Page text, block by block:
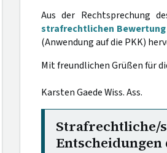
Aus der Rechtsprechung
strafrechtlichen Bewertung
(Anwendung auf die PKK)
Mit freundlichen Grüßen für
Karsten Gaede Wiss. Ass.
Strafrechtliche/
Entscheidungen